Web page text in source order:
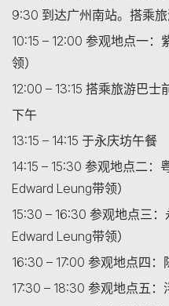
9:30 到达广州南站。搭乘
10:15 – 12:00 参观地点一
领）
12:00 – 13:15 搭乘旅游巴士
下午
13:15 – 14:15 于永庆坊午餐
14:15 – 15:30 参观地点二
Edward Leung带领）
15:30 – 16:30 参观地点三
Edward Leung带领）
16:30 – 17:00 参观地点四：
17:30 – 18:30 参观地点五